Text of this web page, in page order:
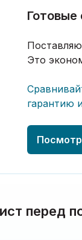
Готовые
Это
гарантию
перед